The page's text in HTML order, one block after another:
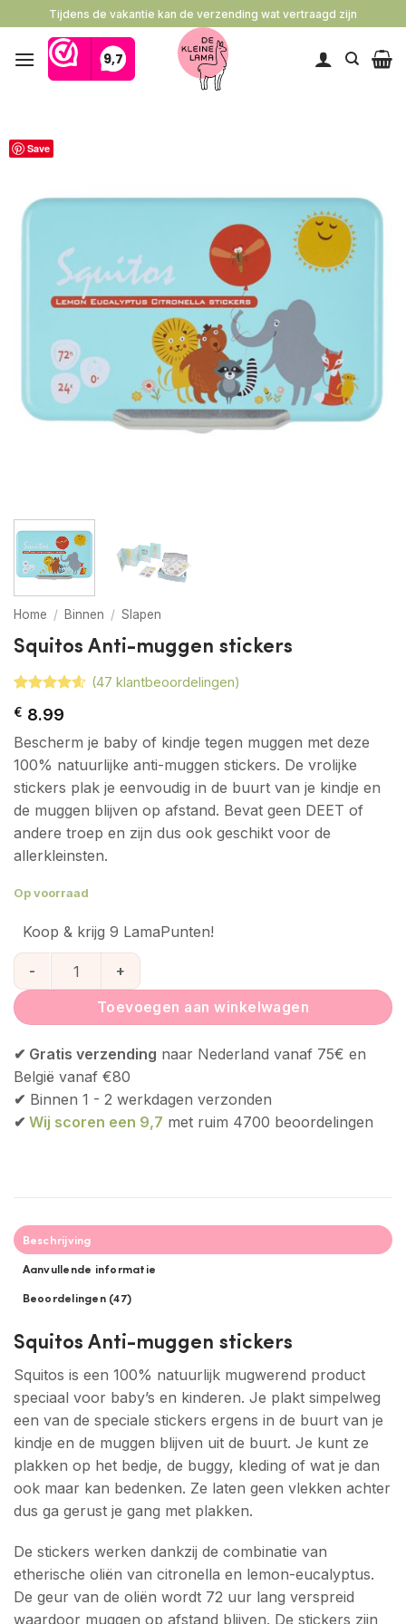
naar
inhoud
Tijdens de vakantie kan de verzending wat vertraagd zijn
Save
Home / Binnen / Slapen
Squitos Anti-muggen stickers
4.6op 5
opklant
waarderingen
(47 klantbeoordelingen)
€ 8.99
Bescherm je baby of kindje tegen muggen met deze
100% natuurlijke anti-muggen stickers. De vrolijke
stickers plak je eenvoudig in de buurt van je kindje en
de muggen blijven op afstand. Bevat geen DEET of
andere troep en zijn dus ook geschikt voor de
allerkleinsten.
Op voorraad
Koop & krijg 9 LamaPunten!
Squitos Anti-muggen stickers aantal
Toevoegen aan winkelwagen
✔ Gratis verzending naar Nederland vanaf 75€ en
België vanaf €80
✔ Binnen 1 - 2 werkdagen verzonden
✔ Wij scoren een 9,7 met ruim 4700 beoordelingen
Beschrijving
Aanvullende informatie
Beoordelingen (47)
Squitos Anti-muggen stickers
Squitos is een 100% natuurlijk mugwerend product
speciaal voor baby’s en kinderen. Je plakt simpelweg
een van de speciale stickers ergens in de buurt van je
kindje en de muggen blijven uit de buurt. Je kunt ze
plakken op het bedje, de buggy, kleding of wat je dan
ook maar kan bedenken. Ze laten geen vlekken achter
dus ga gerust je gang met plakken.
De stickers werken dankzij de combinatie van
etherische oliën van citronella en lemon-eucalyptus.
De geur van de oliën wordt 72 uur lang verspreid
waardoor muggen op afstand blijven. De stickers zijn